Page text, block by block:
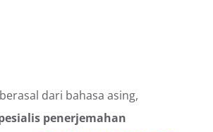
dari bahasa asing,
penerjemahan